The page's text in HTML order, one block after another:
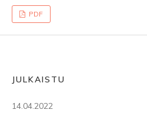
PDF
JULKAISTU
14.04.2022